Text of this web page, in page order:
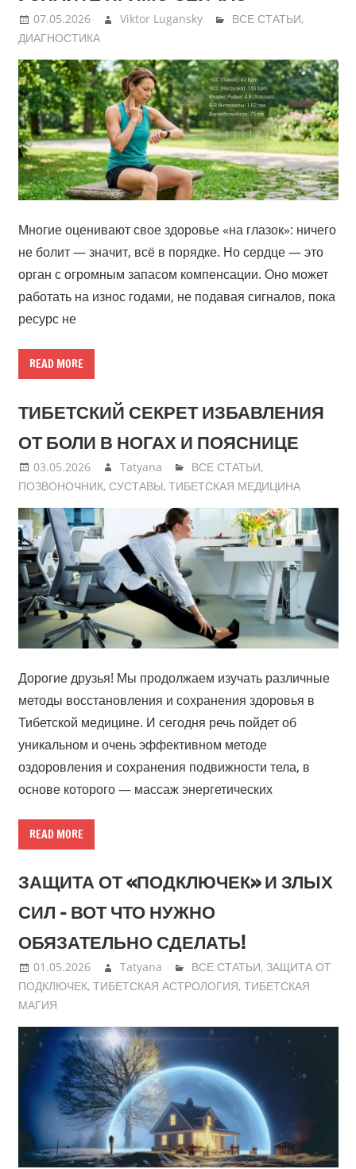
07.05.2026 Viktor Lugansky ВСЕ СТАТЬИ,
ДИАГНОСТИКА
Многие оценивают свое здоровье «на глазок»: ничего
не болит — значит, всё в порядке. Но сердце — это
орган с огромным запасом компенсации. Оно может
работать на износ годами, не подавая сигналов, пока
ресурс не
READ MORE
ТИБЕТСКИЙ СЕКРЕТ ИЗБАВЛЕНИЯ
ОТ БОЛИ В НОГАХ И ПОЯСНИЦЕ
03.05.2026 Tatyana ВСЕ СТАТЬИ,
ПОЗВОНОЧНИК, СУСТАВЫ, ТИБЕТСКАЯ МЕДИЦИНА
Дорогие друзья! Мы продолжаем изучать различные
методы восстановления и сохранения здоровья в
Тибетской медицине. И сегодня речь пойдет об
уникальном и очень эффективном методе
оздоровления и сохранения подвижности тела, в
основе которого — массаж энергетических
READ MORE
ЗАЩИТА ОТ «ПОДКЛЮЧЕК» И ЗЛЫХ
СИЛ – ВОТ ЧТО НУЖНО
ОБЯЗАТЕЛЬНО СДЕЛАТЬ!
01.05.2026 Tatyana ВСЕ СТАТЬИ, ЗАЩИТА ОТ
ПОДКЛЮЧЕК, ТИБЕТСКАЯ АСТРОЛОГИЯ, ТИБЕТСКАЯ
МАГИЯ